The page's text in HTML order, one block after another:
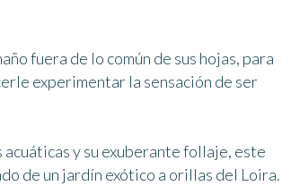
fuera de lo común de sus hojas, para
experimentar la sensación de ser
y su exuberante follaje, este
de un jardín exótico a orillas del Loira.